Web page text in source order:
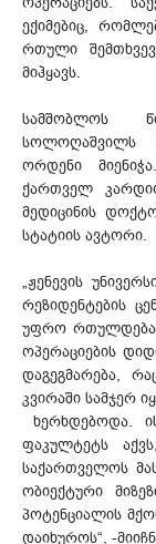
ექიმებიც,
რთული
მიჰყავს.
სამშობლოს
სოლოღაშვილს
ორდენი
ქართველ
მედიცინის
სტატიის ავტორი.
„ჟენევის
რეზიდენტების
უფრო რთულდება
ოპერაციების
დაგეგმარება,
კვირაში სამჯერ
ხერხდებოდა.
ფაკულტეტს
საქართველოს
ობიექტური
პოტენციალის
დაიხუროს“, -